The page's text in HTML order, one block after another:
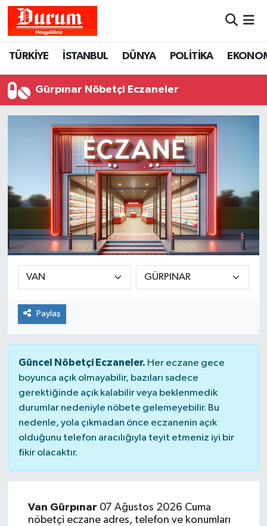
TÜRKİYE İSTANBUL DÜNYA POLİTİKA
Gürpınar Nöbetçi Eczaneler
Paylaş
Güncel Nöbetçi Eczaneler. Her eczane gece
boyunca açık olmayabilir, bazıları sadece
gerektiğinde açık kalabilir veya beklenmedik
durumlar nedeniyle nöbete gelemeyebilir. Bu
nedenle, yola çıkmadan önce eczanenin açık
olduğunu telefon aracılığıyla teyit etmeniz iyi bir
fikir olacaktır.
Van Gürpınar 07 Ağustos 2026 Cuma
nöbetçi eczane adres, telefon ve konumları
Hava Durumu
Namaz Vakitleri
Trafik Durumu
Süper Lig Puan Durumu ve Fikstür
Tüm Manşetler
Son Dakika Haberleri
Haber Arşivi